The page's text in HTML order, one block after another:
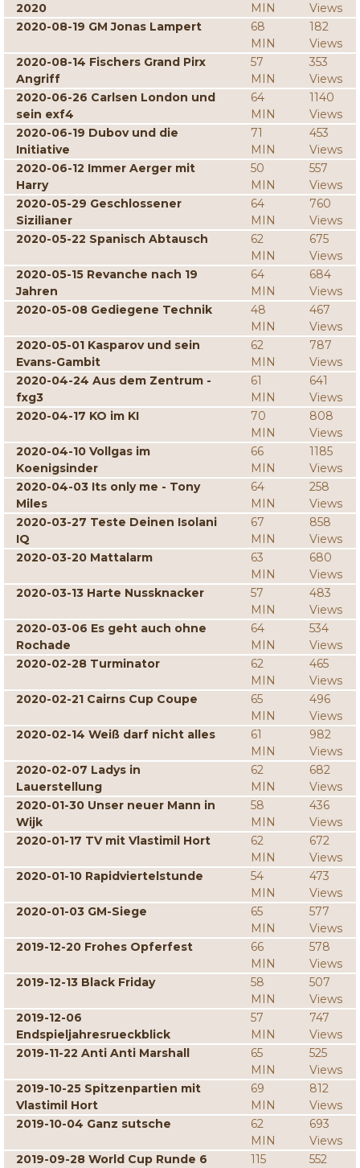
2020
MIN
Views
2020-08-19 GM Jonas Lampert
68
MIN
182
Views
2020-08-14 Fischers Grand Pirx
Angriff
57
MIN
353
Views
2020-06-26 Carlsen London und
sein exf4
64
MIN
1140
Views
2020-06-19 Dubov und die
Initiative
71
MIN
453
Views
2020-06-12 Immer Aerger mit
Harry
50
MIN
557
Views
2020-05-29 Geschlossener
Sizilianer
64
MIN
760
Views
2020-05-22 Spanisch Abtausch
62
MIN
675
Views
2020-05-15 Revanche nach 19
Jahren
64
MIN
684
Views
2020-05-08 Gediegene Technik
48
MIN
467
Views
2020-05-01 Kasparov und sein
Evans-Gambit
62
MIN
787
Views
2020-04-24 Aus dem Zentrum -
fxg3
61
MIN
641
Views
2020-04-17 KO im KI
70
MIN
808
Views
2020-04-10 Vollgas im
Koenigsinder
66
MIN
1185
Views
2020-04-03 Its only me - Tony
Miles
64
MIN
258
Views
2020-03-27 Teste Deinen Isolani
IQ
67
MIN
858
Views
2020-03-20 Mattalarm
63
MIN
680
Views
2020-03-13 Harte Nussknacker
57
MIN
483
Views
2020-03-06 Es geht auch ohne
Rochade
64
MIN
534
Views
2020-02-28 Turminator
62
MIN
465
Views
2020-02-21 Cairns Cup Coupe
65
MIN
496
Views
2020-02-14 Weiß darf nicht alles
61
MIN
982
Views
2020-02-07 Ladys in
Lauerstellung
62
MIN
682
Views
2020-01-30 Unser neuer Mann in
Wijk
58
MIN
436
Views
2020-01-17 TV mit Vlastimil Hort
62
MIN
672
Views
2020-01-10 Rapidviertelstunde
54
MIN
473
Views
2020-01-03 GM-Siege
65
MIN
577
Views
2019-12-20 Frohes Opferfest
66
MIN
578
Views
2019-12-13 Black Friday
58
MIN
507
Views
2019-12-06
Endspieljahresrueckblick
57
MIN
747
Views
2019-11-22 Anti Anti Marshall
65
MIN
525
Views
2019-10-25 Spitzenpartien mit
Vlastimil Hort
69
MIN
812
Views
2019-10-04 Ganz sutsche
62
MIN
693
Views
2019-09-28 World Cup Runde 6
115
552